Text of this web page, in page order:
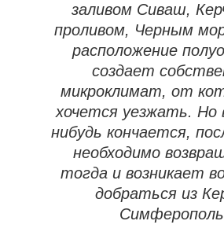
заливом Сиваш,
проливом, Черным
расположение
создает
микроклимат, от
хочется уезжать. Но
нибудь кончается,
необходимо
тогда и возникает
добраться из